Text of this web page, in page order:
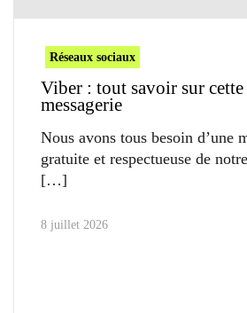
Réseaux sociaux
Viber : tout savoir sur
messagerie
Nous avons tous besoin d’une
gratuite et respectueuse de
8 juillet 2026